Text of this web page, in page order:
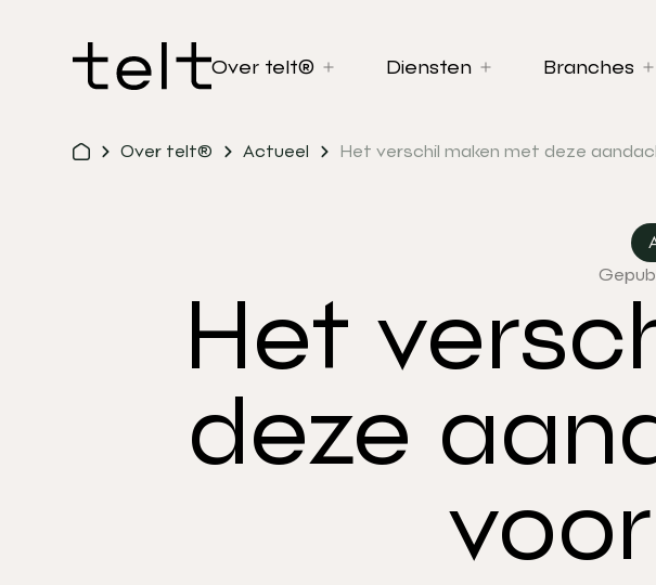
Over telt® Diensten Branches
Over telt® Actueel Het verschil maken met deze
Het
deze